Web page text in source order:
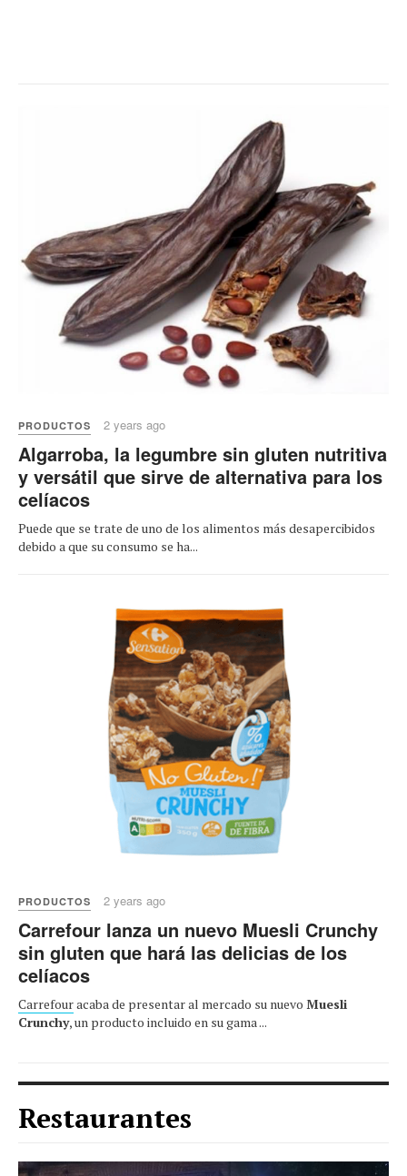
PRODUCTOS 2 years ago
Algarroba, la legumbre sin gluten nutritiva
y versátil que sirve de alternativa para los
celíacos
Puede que se trate de uno de los alimentos más desapercibidos
debido a que su consumo se ha...
PRODUCTOS 2 years ago
Carrefour lanza un nuevo Muesli Crunchy
sin gluten que hará las delicias de los
celíacos
Carrefouracaba de presentar al mercado su nuevo Muesli
Crunchy, un producto incluido en su gama ...
Restaurantes